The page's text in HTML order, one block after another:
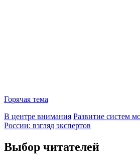
Горячая тема
В центре внимания Развитие систем
России: взгляд экспертов
Выбор читателей